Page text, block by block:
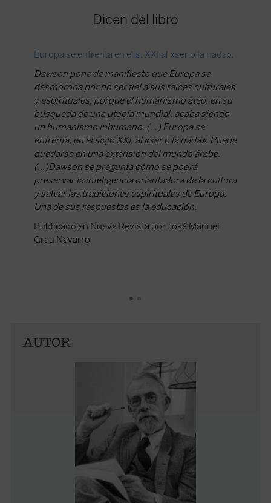
Dicen del libro
Europa se enfrenta en el s. XXI al «ser o la nada».
Dawson pone de manifiesto que Europa se
desmorona por no ser fiel a sus raíces culturales
y espirituales, porque el humanismo ateo, en su
búsqueda de una utopía mundial, acaba siendo
un humanismo inhumano. (...) Europa se
enfrenta, en el siglo XXI, al «ser o la nada». Puede
quedarse en una extensión del mundo árabe.
(...)Dawson se pregunta cómo se podrá
preservar la inteligencia orientadora de la cultura
y salvar las tradiciones espirituales de Europa.
Una de sus respuestas es la educación.
Publicado en Nueva Revista por José Manuel
Grau Navarro
desde
AUTOR